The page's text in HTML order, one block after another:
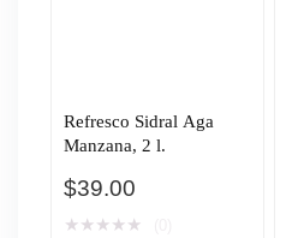
Refresco Sidral Aga
Manzana, 2 l.
$39.00
★ ★ ★ ★ ★